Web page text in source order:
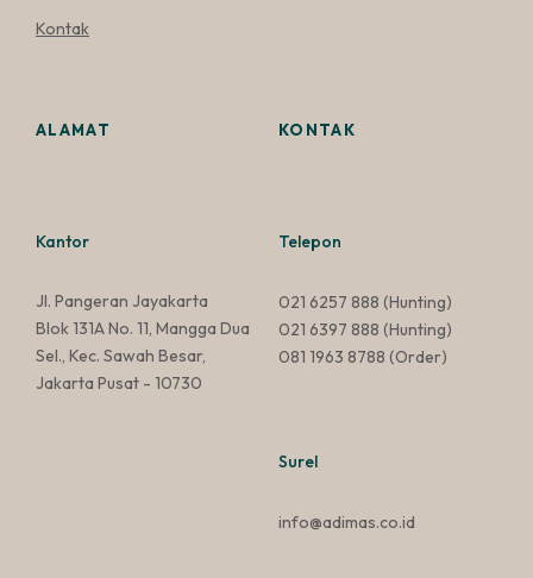
Kontak
ALAMAT
Kantor
Jl. Pangeran Jayakarta
Blok 131A No. 11, Mangga Dua
Sel., Kec. Sawah Besar,
Jakarta Pusat - 10730
KONTAK
Telepon
021 6257 888 (Hunting)
021 6397 888 (Hunting)
081 1963 8788 (Order)
Surel
info@adimas.co.id